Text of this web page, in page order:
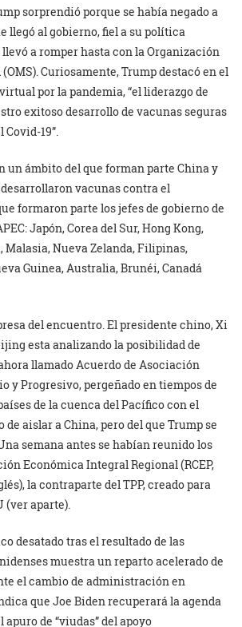
sorprendió porque se había negado a
llegó al gobierno, fiel a su política
a romper hasta con la Organización
Curiosamente, Trump destacó en el
por la pandemia, “el liderazgo de
exitoso desarrollo de vacunas seguras
19”.
un ámbito del que forman parte China y
vacunas contra el
formaron parte los jefes de gobierno de
Japón, Corea del Sur, Hong Kong,
Malasia, Nueva Zelanda, Filipinas,
Guinea, Australia, Brunéi, Canadá
del encuentro. El presidente chino, Xi
esta analizando la posibilidad de
llamado Acuerdo de Asociación
y Progresivo, pergeñado en tiempos de
de la cuenca del Pacífico con el
aislar a China, pero del que Trump se
semana antes se habían reunido los
Económica Integral Regional (RCEP,
la contraparte del TPP, creado para
(ver aparte).
desatado tras el resultado de las
muestra un reparto acelerado de
el cambio de administración en
que Joe Biden recuperará la agenda
de “viudas” del apoyo